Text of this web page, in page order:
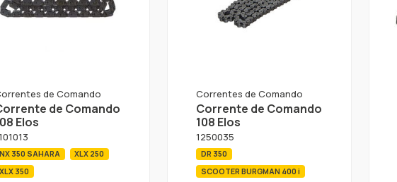
de Comando
de Comando
Elos
NX 350 SAHARA
XLX 250
XLX 350
Correntes de Comando
Corrente de Comando
108 Elos
1250035
DR 350
SCOOTER BURGMAN 400 i